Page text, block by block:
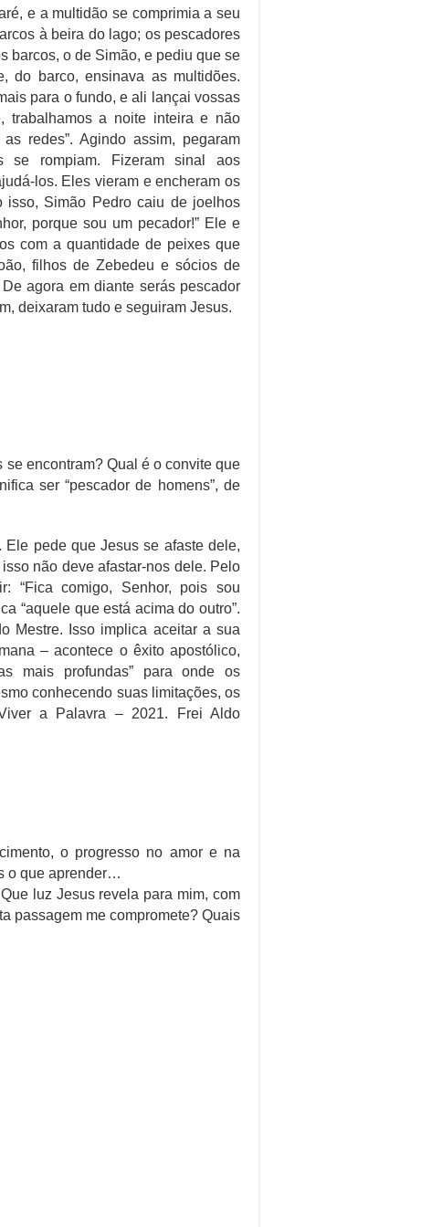
e a multidão se comprimia a seu
à beira do lago; os pescadores
barcos, o de Simão, e pediu que se
do barco, ensinava as multidões.
para o fundo, e ali lançai vossas
trabalhamos a noite inteira e não
redes”. Agindo assim, pegaram
se rompiam. Fizeram sinal aos
los. Eles vieram e encheram os
isso, Simão Pedro caiu de joelhos
porque sou um pecador!” Ele e
com a quantidade de peixes que
filhos de Zebedeu e sócios de
agora em diante serás pescador
deixaram tudo e seguiram Jesus.
encontram? Qual é o convite que
ser “pescador de homens”, de
pede que Jesus se afaste dele,
não deve afastar-nos dele. Pelo
“Fica comigo, Senhor, pois sou
“aquele que está acima do outro”.
Mestre. Isso implica aceitar a sua
– acontece o êxito apostólico,
mais profundas” para onde os
conhecendo suas limitações, os
a Palavra – 2021. Frei Aldo
o progresso no amor e na
o que aprender…
luz Jesus revela para mim, com
passagem me compromete? Quais